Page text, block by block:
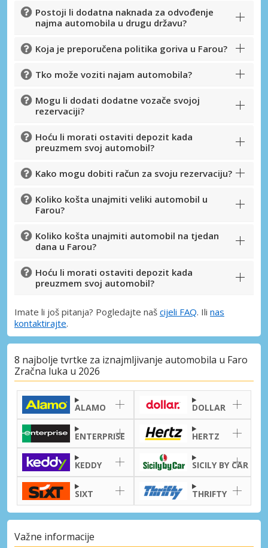
Posebni popusti
dobavljača
Prijava putem eLinka
Postoji li dodatna naknada za odvođenje
najma automobila u drugu državu?
Koja je preporučena politika goriva u Farou?
Tko može voziti najam automobila?
Mogu li dodati dodatne vozače svojoj
rezervaciji?
Hoću li morati ostaviti depozit kada
preuzmem svoj automobil?
Kako mogu dobiti račun za svoju rezervaciju?
Koliko košta unajmiti veliki automobil u
Farou?
Koliko košta unajmiti automobil na tjedan
dana u Farou?
Hoću li morati ostaviti depozit kada
preuzmem svoj automobil?
Imate li još pitanja? Pogledajte naš cijeli FAQ. Ili nas
kontaktirajte.
8 najbolje tvrtke za iznajmljivanje automobila u Faro
Zračna luka u 2026
ALAMO DOLLAR
ENTERPRISE HERTZ
KEDDY SICILY BY CAR
SIXT THRIFTY
Važne informacije